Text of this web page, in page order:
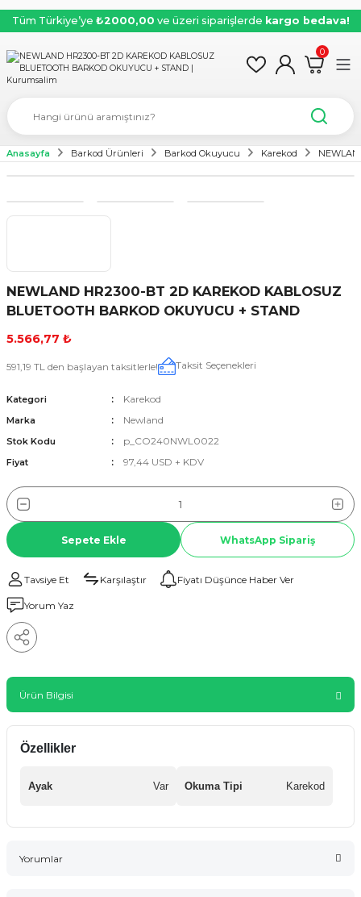
Tüm Türkiye’ye ₺2000,00 ve üzeri siparişlerde kargo bedava!
0
Anasayfa Barkod Ürünleri Barkod Okuyucu Karekod
NEWLAND HR2300-BT 2D KAREKOD KABLOSUZ
BLUETOOTH BARKOD OKUYUCU + STAND
5.566,77 ₺
591,19 TL den başlayan taksitlerle! Taksit Seçenekleri
Kategori Karekod
Marka Newland
Stok Kodu p_CO240NWL0022
Fiyat 97,44 USD + KDV
Sepete Ekle WhatsApp Sipariş
Tavsiye Et Karşılaştır Fiyatı Düşünce Haber Ver
Yorum Yaz
Ürün Bilgisi
Özellikler
Ayak Var Okuma Tipi Karekod
Yorumlar